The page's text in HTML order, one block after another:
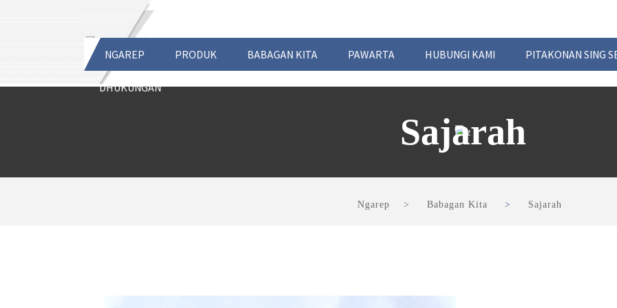
NGAREP PRODUK BABAGAN KITA PAWARTA HUBUNGI KAMI PITAKONAN SING
DHUKUNGAN
Sajarah
Ngarep Babagan Kita Sajarah